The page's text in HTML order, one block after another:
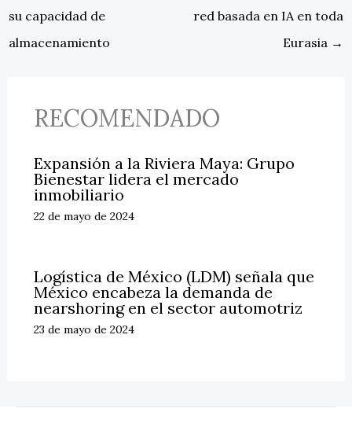
su capacidad de
almacenamiento
red basada en IA en toda
Eurasia →
RECOMENDADO
Expansión a la Riviera Maya: Grupo
Bienestar lidera el mercado
inmobiliario
22 de mayo de 2024
Logística de México (LDM) señala que
México encabeza la demanda de
nearshoring en el sector automotriz
23 de mayo de 2024